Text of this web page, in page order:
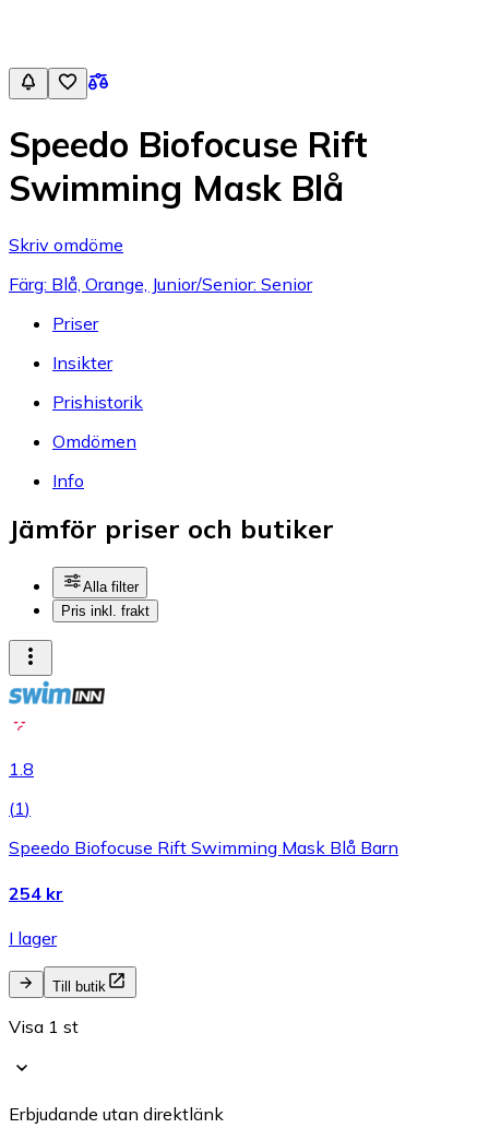
Speedo Biofocuse Rift
Swimming Mask Blå
Skriv omdöme
Färg: Blå, Orange, Junior/Senior: Senior
Priser
Insikter
Prishistorik
Omdömen
Info
Jämför priser och butiker
Alla filter
Pris inkl. frakt
1.8
(1)
Speedo Biofocuse Rift Swimming Mask Blå Barn
254 kr
I lager
Till butik
Visa 1 st
Erbjudande utan direktlänk